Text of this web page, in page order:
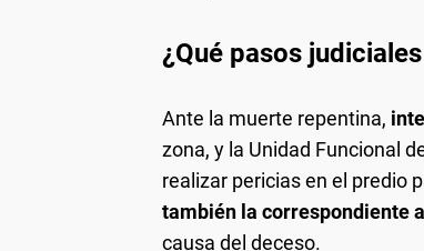
¿Qué pasos
Ante la muerte repentina,
zona, y la Unidad Funcional
realizar pericias en el predio
también la correspondiente
causa del deceso.